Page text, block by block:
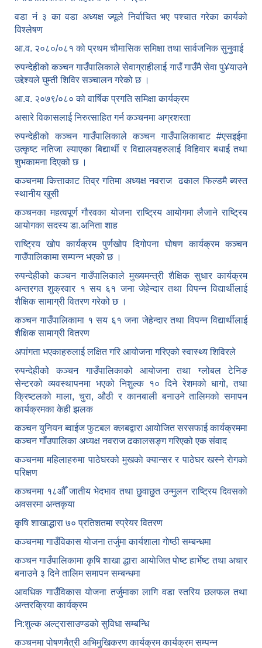
वडा नं ३ का वडा अध्यक्ष ज्यूले निर्वाचित भए पश्चात गरेका कार्यको
विश्लेषण
आ.व. २०८०/०८१ को प्रथम चौमासिक समिक्षा तथा सार्वजनिक सुनुवाई
रुपन्देहीको कञ्चन गाउँपालिकाले सेवाग्राहीलाई गाउँ गाउँमै सेवा पु¥याउने
उद्देश्यले घुम्ती शिविर सञ्चालन गरेको छ ।
आ.व. २०७९/०८० को वार्षिक प्रगति समिक्षा कार्यक्रम
असारे विकासलाई निरुत्साहित गर्न कञ्चनमा अग्रशरता
रुपन्देहीको कञ्चन गाउँपालिकाले कञ्चन गाउँपालिकाबाट #एसइईमा
उत्कृष्ट नतिजा ल्याएका बिद्यार्थी र विद्यालयहरुलाई विहिवार बधाई तथा
शुभकामना दिएको छ ।
कञ्चनमा कित्ताकाट तिव्र गतिमा अध्यक्ष नवराज ढकाल फिल्डमै ब्यस्त
स्थानीय खुसी
कञ्चनका महत्वपूर्ण गौरवका योजना राष्ट्रिय आयोगमा लैजाने राष्ट्रिय
आयोगका सदस्य डा.अनिता शाह
राष्ट्रिय खोप कार्यक्रम पुर्णखोप दिगोपना घोषण कार्यक्रम कञ्‍चन
गाउँपालिकामा सम्पन्न भएको छ ।
रुपन्देहीको कञ्चन गाउँपालिकाले मुख्यमन्त्री शैक्षिक सुधार कार्यक्रम
अन्तरगत शुक्रवार १ सय ६१ जना जेहेन्दार तथा विपन्न विद्यार्थीलाई
शैक्षिक सामाग्री वितरण गरेको छ ।
कञ्चन गाउँपालिकामा १ सय ६१ जना जेहेन्दार तथा विपन्न विद्यार्थीलाई
शैक्षिक सामाग्री वितरण
अपांगता भएकाहरुलाई लक्षित गरि आयोजना गरिएको स्वास्थ्य शिविरले
रुपन्देहीको कञ्चन गाउँपालिकाको आयोजना तथा ग्लोबल टेनिङ
सेन्टरको व्यवस्थापनमा भएको निशुल्क १० दिने रेशमको धागो, तथा
क्रिष्टलको माला, चुरा, औठी र कानबाली बनाउने तालिमको समापन
कार्यक्रमका केही झलक
कञ्चन युनियन ब्वाईज फुटबल क्लबद्वारा आयोजित सरसफाई कार्यक्रममा
कञ्चन गाँउपालिका अध्यक्ष नवराज ढकालसङ्ग गरिएको एक संवाद
कञ्‍चनमा महिलाहरुमा पाठेघरको मुखकाे क्यान्सर र पाठेघर खस्‍ने राेगकाे
परिक्षण
कञ्‍चनमा १८औँ जातीय भेदभाव तथा छुवाछुत उन्मुलन राष्ट्रिय दिवसकाे
अवसरमा अन्तकृया
कृषि शाखाद्धारा ७० प्रतिशतमा स्प्रेयर वितरण
कञ्‍चनमा गाउँविकास याेजना तर्जुमा कार्यशाला गाेष्ठी सम्बन्धमा
कञ्‍चन गाउँपालिकामा कृषि शाखा द्धारा आयाेजित पाेष्ट हार्भेष्ट तथा अचार
बनाउने ३ दिने तालिम समापन सम्बन्‍धमा
आवधिक गाउँविकास योजना तर्जुमाका लागि वडा स्तरिय छलफल तथा
अन्तरक्रिया कार्यक्रम
नि:शुल्क अल्ट्रासाउण्डकाे सुविधा सम्बन्धि
कञ्चनमा पोषणमैत्री अभिमुखिकरण कार्यक्रम कार्यक्रम सम्पन्न